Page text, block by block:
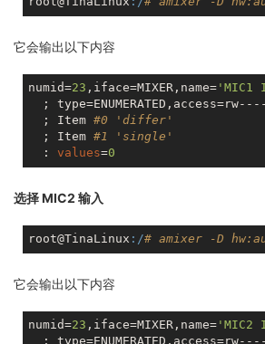
它会输出以下内容
numid=23 ,iface=MIXER,name= 'MIC1
;
  ; Item
#0 'differ'
  ; Item
#1 'single'
  :
values=0
选择 MIC2 输入
root@TinaLinux :/# amixer -D
它会输出以下内容
numid=23 ,iface=MIXER,name= 'MIC2
;